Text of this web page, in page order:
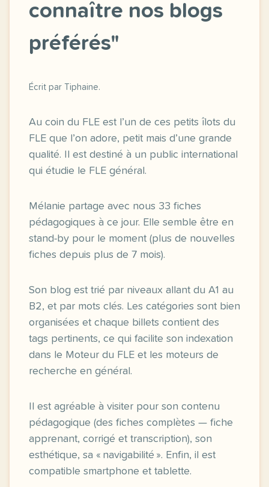
connaître nos blogs
préférés"
Écrit par Tiphaine.
Au coin du FLE est l’un de ces petits îlots du
FLE que l’on adore, petit mais d’une grande
qualité. Il est destiné à un public international
qui étudie le FLE général.
Mélanie partage avec nous 33 fiches
pédagogiques à ce jour. Elle semble être en
stand-by pour le moment (plus de nouvelles
fiches depuis plus de 7 mois).
Son blog est trié par niveaux allant du A1 au
B2, et par mots clés. Les catégories sont bien
organisées et chaque billets contient des
tags pertinents, ce qui facilite son indexation
dans le Moteur du FLE et les moteurs de
recherche en général.
Il est agréable à visiter pour son contenu
pédagogique (des fiches complètes — fiche
apprenant, corrigé et transcription), son
esthétique, sa « navigabilité ». Enfin, il est
compatible smartphone et tablette.